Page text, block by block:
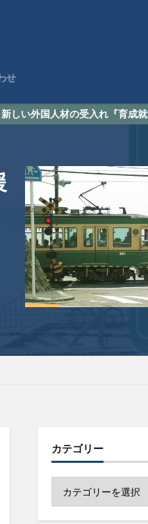
せ
入れ『育成就労制度』につい
カテゴリー